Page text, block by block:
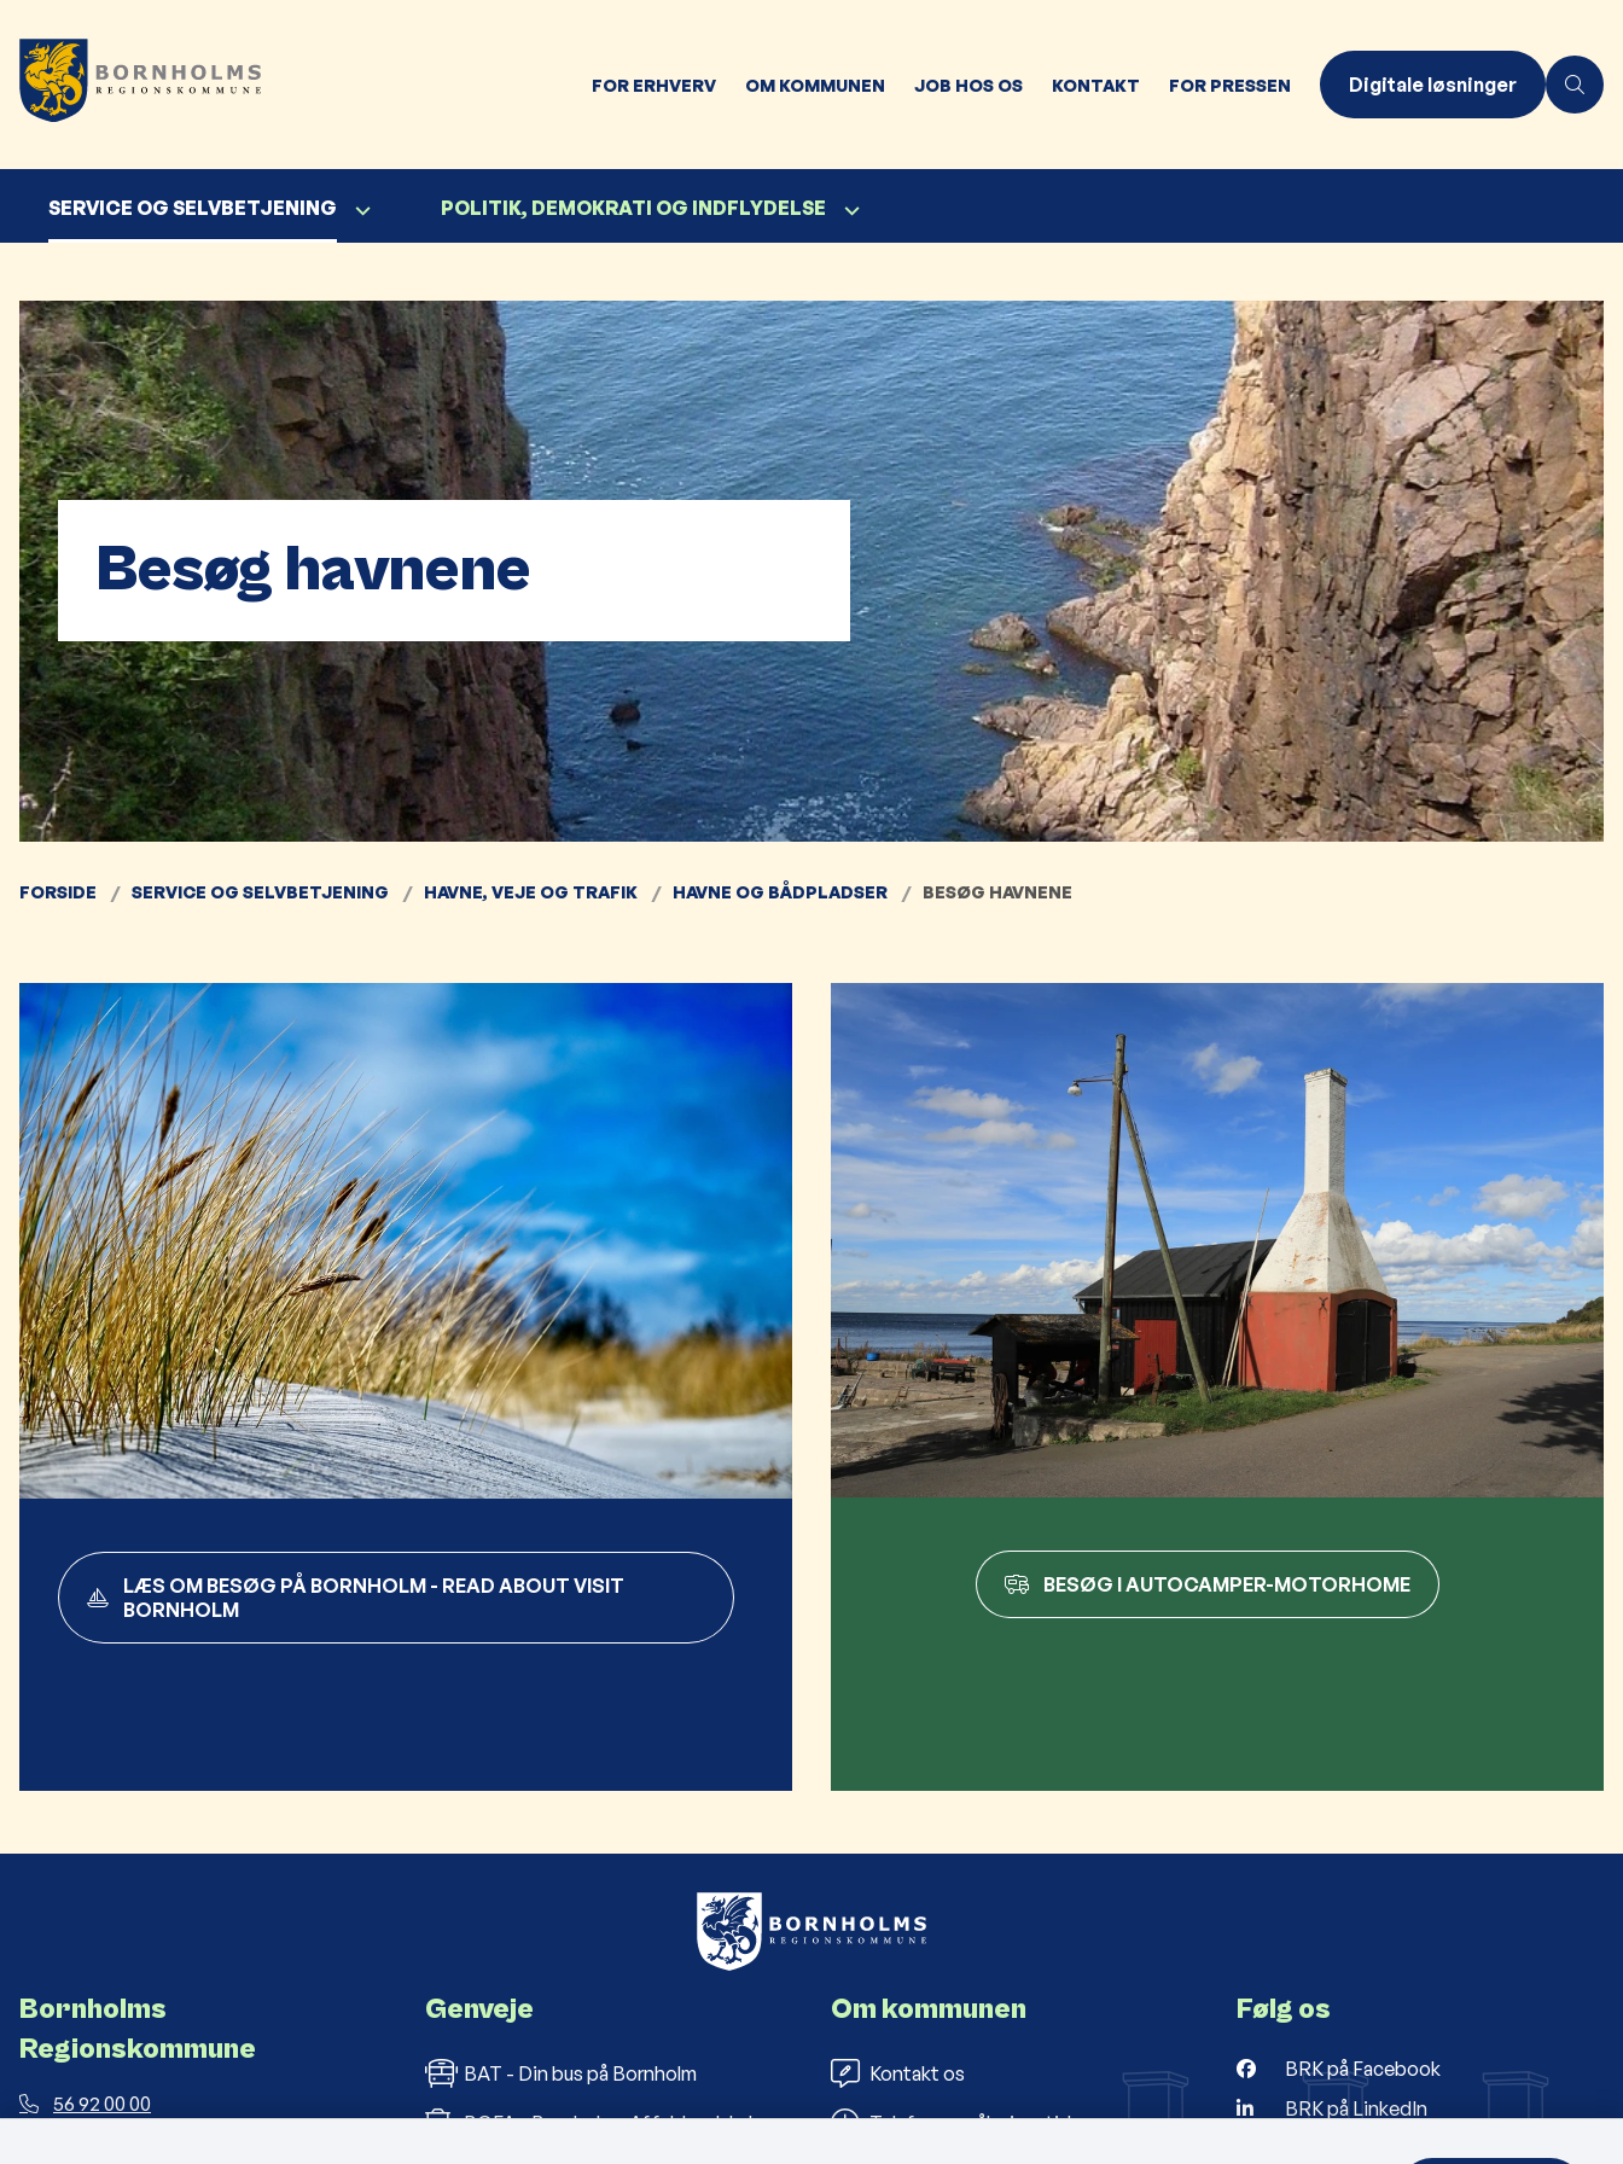
FOR ERHVERV OM KOMMUNEN JOB HOS OS KONTAKT FOR PRESSEN Digitale løsninger
SERVICE OG SELVBETJENING POLITIK, DEMOKRATI OG INDFLYDELSE
Besøg havnene
FORSIDE SERVICE OG SELVBETJENING HAVNE, VEJE OG TRAFIK HAVNE OG BÅDPLADSER BESØG HAVNENE
LÆS OM BESØG PÅ BORNHOLM - READ ABOUT VISIT
BORNHOLM
BESØG I AUTOCAMPER-MOTORHOME
Bornholms
Regionskommune
56 92 00 00
Genveje
BAT - Din bus på Bornholm
BOFA - Bornholms Affaldsselskab
Om kommunen
Kontakt os
Telefon- og åbningstider
Følg os
BRK på Facebook
BRK på LinkedIn